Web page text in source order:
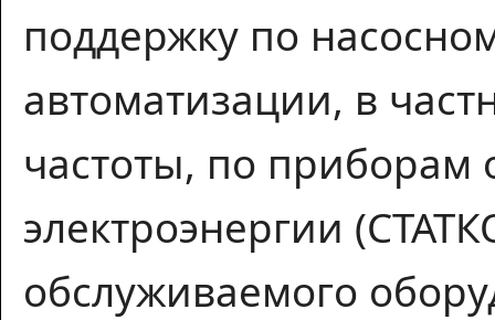
поддержку по
автоматизации, в
частоты, по приборам
электроэнергии
обслуживаемого